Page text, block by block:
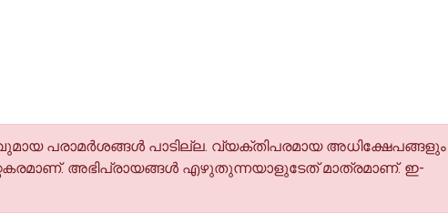
പരാമര്‍ശങ്ങള്‍ പാടില്ല. വ്യക്തിപരമായ അധിക്ഷേപങ്ങളും
അഭിപ്രായങ്ങള്‍ എഴുതുന്നയാളുടേത് മാത്രമാണ്. ഇ-